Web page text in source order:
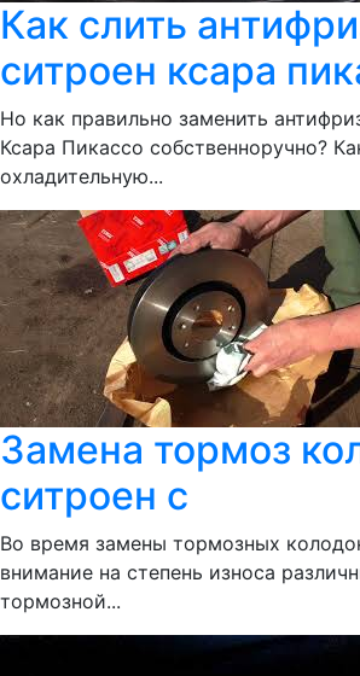
Как слить
ситроен ксара
Но как правильно заменить
Ксара Пикассо собственноручно?
охладительную...
Замена тормоз
ситроен с
Во время замены тормозных
внимание на степень износа
тормозной...